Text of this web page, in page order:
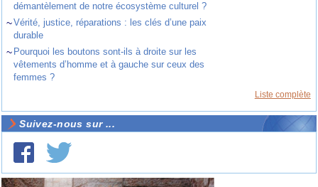
démantèlement de notre écosystème culturel ?
~Vérité, justice, réparations : les clés d’une paix
durable
~ Pourquoi les boutons sont-ils à droite sur les
vêtements d’homme et à gauche sur ceux des
femmes ?
Liste complète
Suivez-nous sur ...